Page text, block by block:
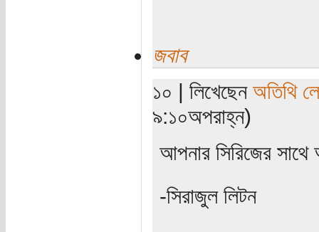
জবাব
১০ | লিখেছেন অতিথি
৯:১০অপরাহ্ন)
আপনার সিরিজের
-সিরাজুল লিটন